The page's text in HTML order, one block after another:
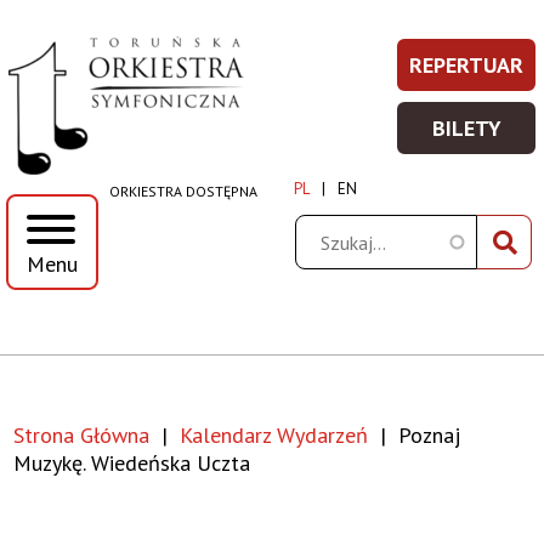
Poznaj
muzykę.
Wiedeńska
uczta
|
Toruńska
Symfoniczna
Przejdź
do
Przejdź
do
Przejdź
do
wyszukiwania
Przejdź
do
stopki
ORKIESTRA DOSTĘPNA PL EN
Szukaj
Menu
Prawe
Top
Menu
REPERTUAR
-
WIĘCEJ
BILETY
BILETY
Ścieżka
Strona Główna Kalendarz Wydarzeń
Poznaj
Muzykę. Wiedeńska Uczta